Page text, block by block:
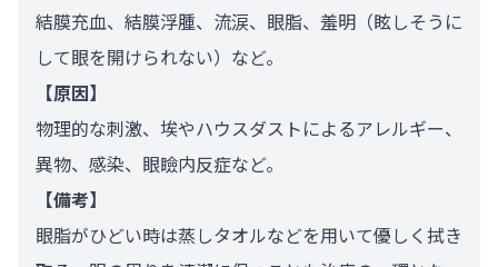
結膜充血、結膜浮腫、流涙、眼脂、羞明（眩しそうに
して眼を開けられない）など。
【原因】
物理的な刺激、埃やハウスダストによるアレルギー、
異物、感染、眼瞼内反症など。
【備考】
眼脂がひどい時は蒸しタオルなどを用いて優しく拭き